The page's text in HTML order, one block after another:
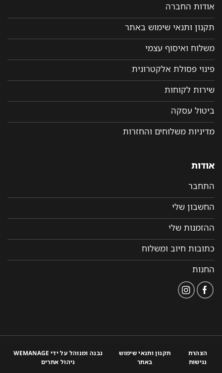
אודות החברה
תקנון ותנאי שימוש באתר
משלוח ואיסוף עצמי
פינוי פסולת אלקטרונית
שירות לקוחות
ביטול עסקה
מדיניות משלוחים והחזרות
אודות
התחבר
החשבון שלי
ההזמנות שלי
כתובות חיוב ומשלוח
החנות
הצהרת
נגישות
תקנון ותנאי שימוש
באתר
נבנה ומנוהל על ידי WEMANAGE
ניהול אתרים